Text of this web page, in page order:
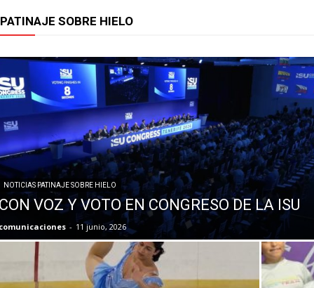
PATINAJE SOBRE HIELO
NOTICIAS PATINAJE SOBRE HIELO
VOZ Y VOTO EN CONGRESO DE LA ISU
- 11 junio, 2026